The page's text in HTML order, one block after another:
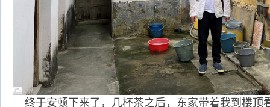
终于安顿下来了，几杯茶之后，东家带着我到楼顶